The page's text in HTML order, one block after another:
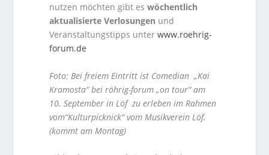
nutzen möchten gibt eswöchentlich
aktualisierte Verlosungen und
Veranstaltungstipps unterwww.roehrig-
forum.de
Foto: Bei freiem Eintritt ist Comedian „Kai
Kramosta“ bei röhrig-forum „on tour“ am
10. September in Löf zu erleben im Rahmen
vom“Kulturpicknick“ vom Musikverein Löf.
(kommt am Montag)